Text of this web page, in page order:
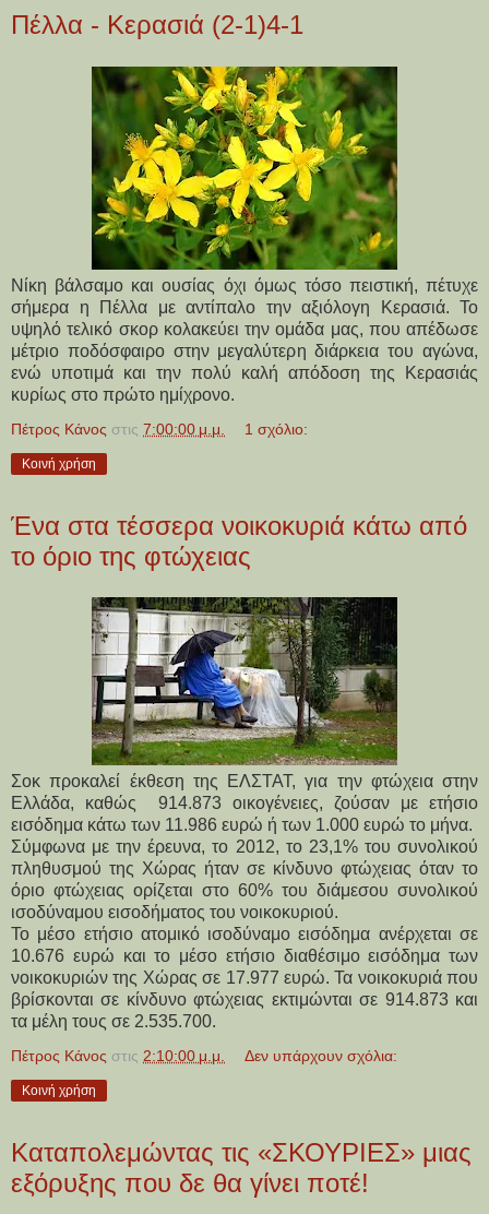
Πέλλα - Κερασιά (2-1)4-1
Νίκη βάλσαμο και ουσίας όχι όμως τόσο πειστική, πέτυχε
σήμερα η Πέλλα με αντίπαλο την αξιόλογη Κερασιά. Το
υψηλό τελικό σκορ κολακεύει την ομάδα μας, που απέδωσε
μέτριο ποδόσφαιρο στην μεγαλύτερη διάρκεια του αγώνα,
ενώ υποτιμά και την πολύ καλή απόδοση της Κερασιάς
κυρίως στο πρώτο ημίχρονο.
Πέτρος Κάνος στις 7:00:00 μ.μ. 1 σχόλιο:
Κοινή χρήση
Ένα στα τέσσερα νοικοκυριά κάτω από
το όριο της φτώχειας
Σοκ προκαλεί έκθεση της ΕΛΣΤΑΤ, για την φτώχεια στην
Ελλάδα, καθώς 914.873 οικογένειες, ζούσαν με ετήσιο
εισόδημα κάτω των 11.986 ευρώ ή των 1.000 ευρώ το μήνα.
Σύμφωνα με την έρευνα, το 2012, τo 23,1% του συνολικού
πληθυσμού της Χώρας ήταν σε κίνδυνο φτώχειας όταν το
όριο φτώχειας ορίζεται στο 60% του διάμεσου συνολικού
ισοδύναμου εισοδήματος του νοικοκυριού.
Το μέσο ετήσιο ατομικό ισοδύναμο εισόδημα ανέρχεται σε
10.676 ευρώ και το μέσο ετήσιο διαθέσιμο εισόδημα των
νοικοκυριών της Xώρας σε 17.977 ευρώ. Τα νοικοκυριά που
βρίσκονται σε κίνδυνο φτώχειας εκτιμώνται σε 914.873 και
τα μέλη τους σε 2.535.700.
Πέτρος Κάνος στις 2:10:00 μ.μ. Δεν υπάρχουν σχόλια:
Κοινή χρήση
Καταπολεμώντας τις «ΣΚΟΥΡΙΕΣ» μιας
εξόρυξης που δε θα γίνει ποτέ!